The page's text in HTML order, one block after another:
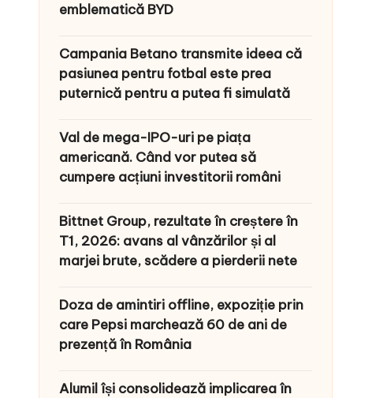
emblematică BYD
Campania Betano transmite ideea că
pasiunea pentru fotbal este prea
puternică pentru a putea fi simulată
Val de mega-IPO-uri pe piața
americană. Când vor putea să
cumpere acțiuni investitorii români
Bittnet Group, rezultate în creștere în
T1, 2026: avans al vânzărilor și al
marjei brute, scădere a pierderii nete
Doza de amintiri offline, expoziție prin
care Pepsi marchează 60 de ani de
prezență în România
Alumil își consolidează implicarea în